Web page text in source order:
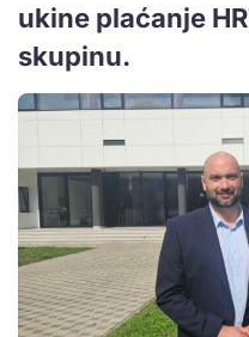
ukine plaćanje
skupinu.